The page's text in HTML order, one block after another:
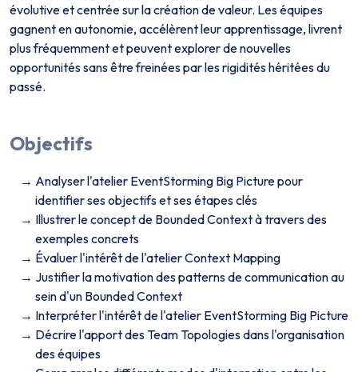
évolutive et centrée sur la création de valeur. Les équipes
gagnent en autonomie, accélèrent leur apprentissage, livrent
plus fréquemment et peuvent explorer de nouvelles
opportunités sans être freinées par les rigidités héritées du
passé.
Objectifs
Analyser l'atelier EventStorming Big Picture pour
identifier ses objectifs et ses étapes clés
Illustrer le concept de Bounded Context à travers des
exemples concrets
Évaluer l'intérêt de l'atelier Context Mapping
Justifier la motivation des patterns de communication au
sein d'un Bounded Context
Interpréter l'intérêt de l'atelier EventStorming Big Picture
Décrire l'apport des Team Topologies dans l'organisation
des équipes